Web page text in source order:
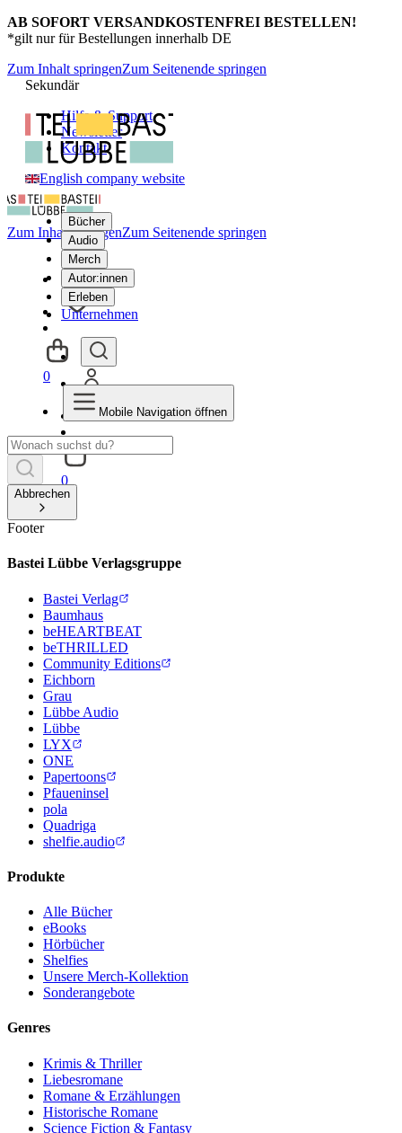
AB SOFORT VERSANDKOSTENFREI BESTELLEN!
*gilt nur für Bestellungen innerhalb DE
Zum Inhalt springenZum Seitenende springen
Sekundär
Hilfe & Support
Newsletter
Kontakt
English company website
Bücher
Audio
Merch
Autor:innen
Erleben
Unternehmen
0
Zum Inhalt springenZum Seitenende springen
0
Mobile Navigation öffnen
Abbrechen
Footer
Bastei Lübbe Verlagsgruppe
Bastei Verlag
Baumhaus
beHEARTBEAT
beTHRILLED
Community Editions
Eichborn
Grau
Lübbe Audio
Lübbe
LYX
ONE
Papertoons
Pfaueninsel
pola
Quadriga
shelfie.audio
Produkte
Alle Bücher
eBooks
Hörbücher
Shelfies
Unsere Merch-Kollektion
Sonderangebote
Genres
Krimis & Thriller
Liebesromane
Romane & Erzählungen
Historische Romane
Science Fiction & Fantasy